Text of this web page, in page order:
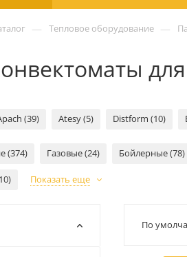
— Тепловое оборудование —
(39) Atesy (5) Distform (10)
(374) Газовые (24) Бойлерные (78)
Показать еще
По